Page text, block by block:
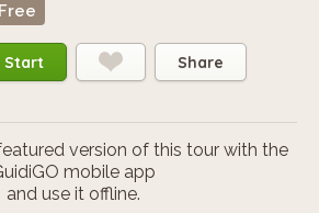
Free
Start Share
version of this tour with the
mobile app
and use it offline.